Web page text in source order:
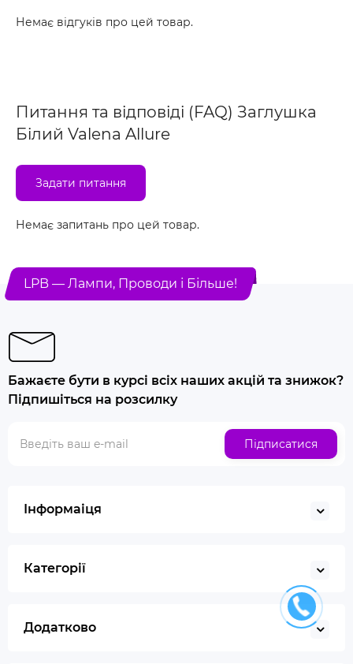
Немає відгуків про цей товар.
Питання та відповіді (FAQ) Заглушка
Білий Valena Allure
Задати питання
Немає запитань про цей товар.
LPB — Лампи, Проводи і Більше!
Бажаєте бути в курсі всіх наших акцій та знижок?
Підпишіться на розсилку
Підписатися
Інформаіця
Категорії
Додатково